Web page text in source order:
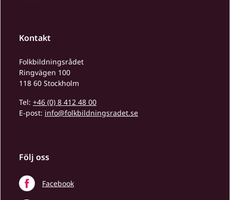
Kontakt
Folkbildningsrådet
Ringvägen 100
118 60 Stockholm
Tel: +46 (0) 8 412 48 00
E-post: info@folkbildningsradet.se
Följ oss
Facebook